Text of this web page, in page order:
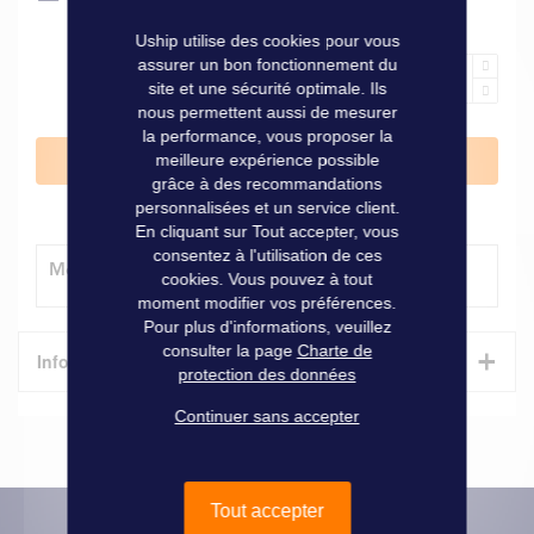
Ajouter au panier
Modes de livraison
Informations techniques +
Caractéristiques
Marque
Uship utilise des cookies pour vous
assurer un bon fonctionnement du
site et une sécurité optimale. Ils
nous permettent aussi de mesurer
la performance, vous proposer la
meilleure expérience possible
grâce à des recommandations
personnalisées et un service client.
En cliquant sur Tout accepter, vous
consentez à l'utilisation de ces
cookies. Vous pouvez à tout
moment modifier vos préférences.
Pour plus d'informations, veuillez
consulter la page Charte de
protection des données
Continuer sans accepter
Tout accepter